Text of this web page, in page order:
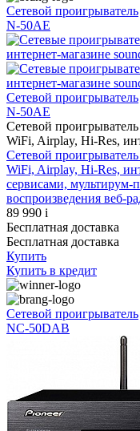
Сетевой проигрыватель
N-50AE
Сетевой проигрыватель
N-50AE
Сетевой
WiFi, Airplay, Hi-Res,
Сетевой
WiFi, Airplay, Hi-Res,
сервисами, мультирум-
воспроизведения веб-
89 990 i
Бесплатная доставка
Бесплатная доставка
Купить
Купить в кредит
Сетевой проигрыватель
NC-50DAB